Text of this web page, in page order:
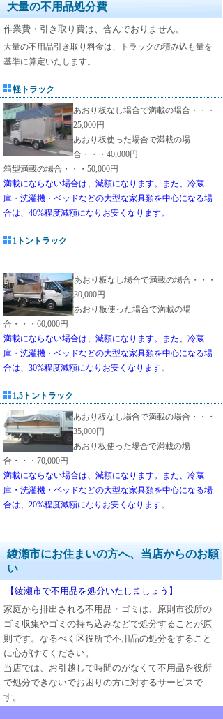
大量の不用品処分費
作業費・引き取り費は、含んでおりません。
大量の不用品引き取り料金は、トラックの積み込も量を
基準に算定いたします。
軽トラック
あおり板なし場合で満載の場合・・・
25,000円
あおり板使った場合で満載の場
合・・・40,000円
箱型満載の場合・・・50,000円
満載にならない場合は、減額になります。また、冷蔵
庫・洗濯機・ベッドなどの大型な家具類を中心になる場
合は、40%程度減額になりお安くなります。
1トントラック
あおり板なし場合で満載の場合・・・
30,000円
あおり板使った場合で満載の場
合・・・60,000円
満載にならない場合は、減額になります。また、冷蔵
庫・洗濯機・ベッドなどの大型な家具類を中心になる場
合は、30%程度減額になりお安くなります。
1,5トントラック
あおり板なし場合で満載の場合・・・
35,000円
あおり板使った場合で満載の場
合・・・70,000円
満載にならない場合は、減額になります。また、冷蔵
庫・洗濯機・ベッドなどの大型な家具類を中心になる場
合は、20%程度減額になりお安くなります。
綾瀬市にお住まいの方へ、当店からのお願
い
【綾瀬市で不用品を処分いたしましょう】
家庭から排出される不用品・ゴミは、原則市役所の
ゴミ収集やゴミの持ち込みなどで処分することが原
則です。なるべく区役所で不用品の処分をすること
に心がけてください。
当店では、お引越しで時間のがなくて不用品を役所
で処分できないでお困りの方に対するサービスで
す。